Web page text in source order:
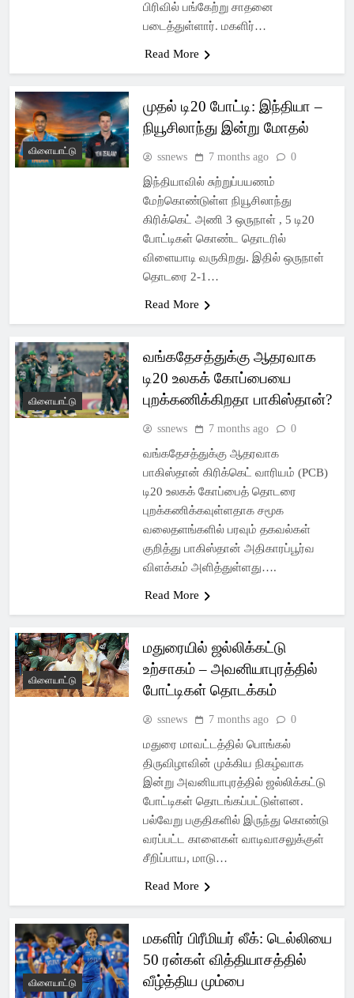
பிரிவில் பங்கேற்று சாதனை
படைத்துள்ளார். மகளிர்…
Read More
விளையாட்டு
முதல் டி20 போட்டி: இந்தியா –
நியூசிலாந்து இன்று மோதல்
ssnews 7 months ago 0
இந்தியாவில் சுற்றுப்பயணம்
மேற்கொண்டுள்ள நியூசிலாந்து
கிரிக்கெட் அணி 3 ஒருநாள் , 5 டி20
போட்டிகள் கொண்ட தொடரில்
விளையாடி வருகிறது. இதில் ஒருநாள்
தொடரை 2-1…
Read More
விளையாட்டு
வங்கதேசத்துக்கு ஆதரவாக
டி20 உலகக் கோப்பையை
புறக்கணிக்கிறதா பாகிஸ்தான்?
ssnews 7 months ago 0
வங்கதேசத்துக்கு ஆதரவாக
பாகிஸ்தான் கிரிக்கெட் வாரியம் (PCB)
டி20 உலகக் கோப்பைத் தொடரை
புறக்கணிக்கவுள்ளதாக சமூக
வலைதளங்களில் பரவும் தகவல்கள்
குறித்து பாகிஸ்தான் அதிகாரப்பூர்வ
விளக்கம் அளித்துள்ளது….
Read More
விளையாட்டு
மதுரையில் ஜல்லிக்கட்டு
உற்சாகம் – அவனியாபுரத்தில்
போட்டிகள் தொடக்கம்
ssnews 7 months ago 0
மதுரை மாவட்டத்தில் பொங்கல்
திருவிழாவின் முக்கிய நிகழ்வாக
இன்று அவனியாபுரத்தில் ஜல்லிக்கட்டு
போட்டிகள் தொடங்கப்பட்டுள்ளன.
பல்வேறு பகுதிகளில் இருந்து கொண்டு
வரப்பட்ட காளைகள் வாடிவாசலுக்குள்
சீறிப்பாய, மாடு…
Read More
விளையாட்டு
மகளிர் பிரீமியர் லீக்: டெல்லியை
50 ரன்கள் வித்தியாசத்தில்
வீழ்த்திய மும்பை